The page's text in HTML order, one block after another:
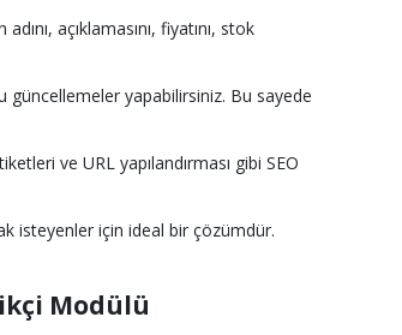
açıklamasını, fiyatını, stok
güncellemeler yapabilirsiniz. Bu sayede
ve URL yapılandırması gibi SEO
isteyenler için ideal bir çözümdür.
Modülü